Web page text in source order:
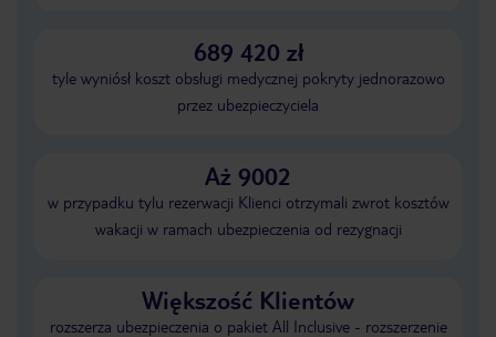
689 420 zł
tyle wyniósł koszt obsługi medycznej pokryty jednorazowo
przez ubezpieczyciela
Aż 9002
w przypadku tylu rezerwacji Klienci otrzymali zwrot kosztów
wakacji w ramach ubezpieczenia od rezygnacji
Większość Klientów
rozszerza ubezpieczenia o pakiet All Inclusive - rozszerzenie